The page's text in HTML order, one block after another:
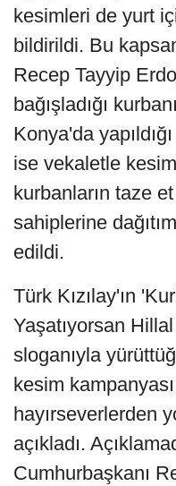
kesimleri de yurt
bildirildi. Bu
Recep Tayyip
bağışladığı
Konya'da
ise vekaletle
kurbanların taze
sahiplerine
edildi.
Türk Kızılay'ın
Yaşatıyorsan
sloganıyla
kesim
hayırseverlerden
açıkladı.
Cumhurbaşkanı